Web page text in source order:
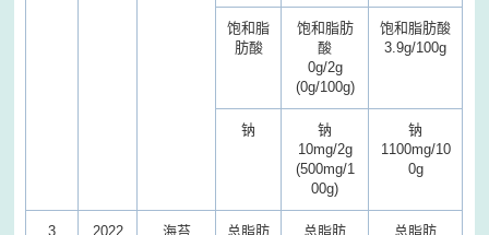
饱和脂
肪酸
饱和脂肪
酸
0g/2g
(0g/100g)
饱和脂肪酸
3.9g/100g
钠
钠
10mg/2g
(500mg/1
00g)
钠
1100mg/10
0g
3 2022 海苔 总脂肪 总脂肪 总脂肪